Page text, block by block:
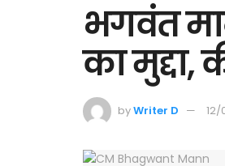
भगवंत
का मुद्दा,
byWriter D